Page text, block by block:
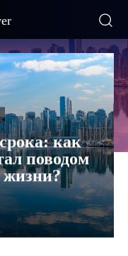
как
поводом
жизни?